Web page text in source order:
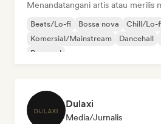
Menandatangani artis atau merilis
Beats/Lo-fi Bossa nova
Chill/Lo-
Komersial/Mainstream
Dancehall
Pop soul
Dulaxi
Media/Jurnalis